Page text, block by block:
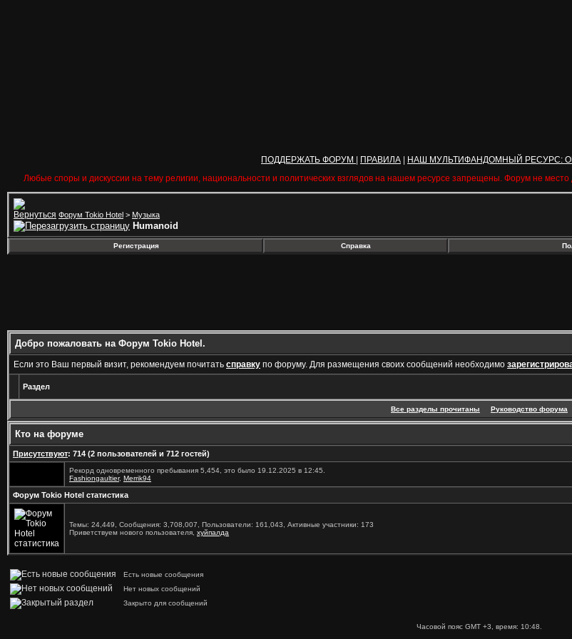
ПОДДЕРЖАТЬ ФОРУМ ПРАВИЛА
НАШ МУЛЬТИФАНДОМНЫЙ РЕСУРС:
Любые споры и дискуссии на тему религии, национальности и политических взглядов на нашем ресурсе запрещены. Форум не
Форум Tokio Hotel > Музыка
Humanoid
Регистрация Справка
Добро пожаловать на Форум Tokio Hotel.
Если это Ваш первый визит, рекомендуем почитать справку по форуму. Для размещения своих сообщений необходимо
Раздел
Все разделы прочитаны Руководство форума
Кто на форуме
Присутствуют: 714 (2 пользователей и 712 гостей)
Рекорд одновременного пребывания 5,454, это было 19.12.2025 в 12:45.
Fashiongaultier, Merrik94
Форум Tokio Hotel статистика
Темы: 24,449, Сообщения: 3,708,007, Пользователи: 161,043, Активные участники: 173
Приветствуем нового пользователя, хуйпалда
Есть новые сообщения
Нет новых сообщений
Закрыто для сообщений
Часовой пояс GMT +3, время: 10:48